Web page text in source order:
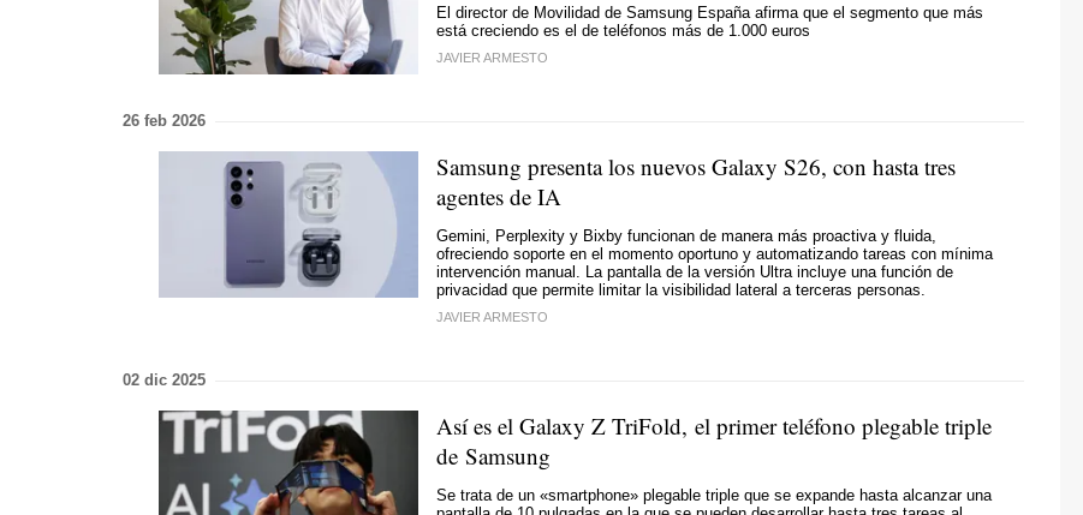
El director de Movilidad de Samsung España afirma que el segmento que más
está creciendo es el de teléfonos más de 1.000 euros
JAVIER ARMESTO
26 feb 2026
Samsung presenta los nuevos Galaxy S26, con hasta tres
agentes de IA
Gemini, Perplexity y Bixby funcionan de manera más proactiva y fluida,
ofreciendo soporte en el momento oportuno y automatizando tareas con mínima
intervención manual. La pantalla de la versión Ultra incluye una función de
privacidad que permite limitar la visibilidad lateral a terceras personas.
JAVIER ARMESTO
02 dic 2025
Así es el Galaxy Z TriFold, el primer teléfono plegable triple
de Samsung
Se trata de un «smartphone» plegable triple que se expande hasta alcanzar una